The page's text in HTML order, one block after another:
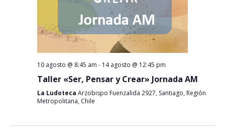
10 agosto @ 8:45 am - 14 agosto @ 12:45 pm
Taller «Ser, Pensar y Crear» Jornada AM
La Ludoteca Arzobispo Fuenzalida 2927, Santiago, Región
Metropolitana, Chile